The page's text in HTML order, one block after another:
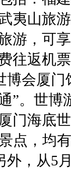
夷山旅
游，可
往返机
厦门馆
”。世博
门海底
点，均
从5月1